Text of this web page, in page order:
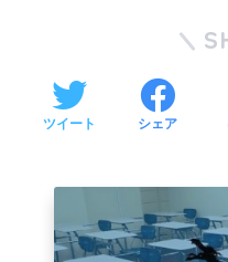
ツイート シェア